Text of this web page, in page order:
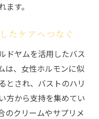
す。
たケアへつなぐ
ドヤムを活用したバス
は、女性ホルモンに似
とされ、バストのハリ
方から支持を集めてい
のクリームやサプリメ